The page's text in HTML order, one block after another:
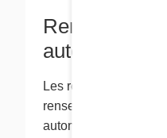
automatiques
Les renseignements
renseignements que
automatiquement